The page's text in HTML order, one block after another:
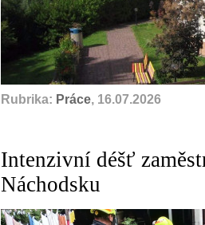
Rubrika: Práce, 16.07.2026
Intenzivní déšť
Náchodsku